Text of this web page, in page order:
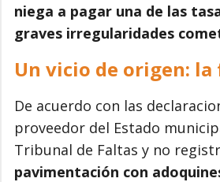
niega a pagar una de las
graves irregularidades
Un vicio de origen:
De acuerdo con las
proveedor del Estado
Tribunal de Faltas y no
pavimentación con